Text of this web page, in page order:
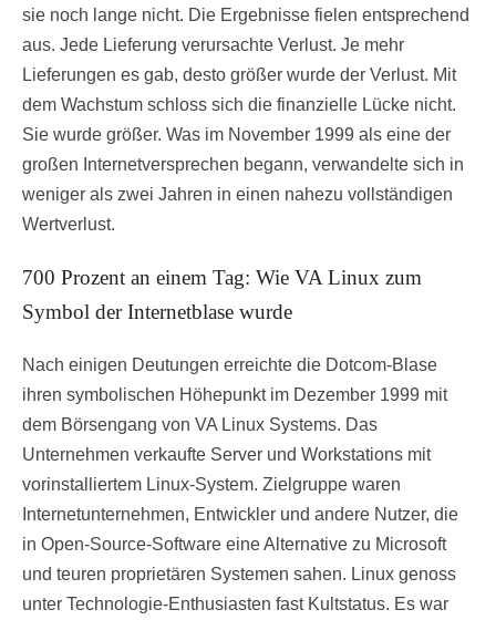
sie noch lange nicht. Die Ergebnisse fielen entsprechend
aus. Jede Lieferung verursachte Verlust. Je mehr
Lieferungen es gab, desto größer wurde der Verlust. Mit
dem Wachstum schloss sich die finanzielle Lücke nicht.
Sie wurde größer. Was im November 1999 als eine der
großen Internetversprechen begann, verwandelte sich in
weniger als zwei Jahren in einen nahezu vollständigen
Wertverlust.
700 Prozent an einem Tag: Wie VA Linux zum
Symbol der Internetblase wurde
Nach einigen Deutungen erreichte die Dotcom-Blase
ihren symbolischen Höhepunkt im Dezember 1999 mit
dem Börsengang von VA Linux Systems. Das
Unternehmen verkaufte Server und Workstations mit
vorinstalliertem Linux-System. Zielgruppe waren
Internetunternehmen, Entwickler und andere Nutzer, die
in Open-Source-Software eine Alternative zu Microsoft
und teuren proprietären Systemen sahen. Linux genoss
unter Technologie-Enthusiasten fast Kultstatus. Es war